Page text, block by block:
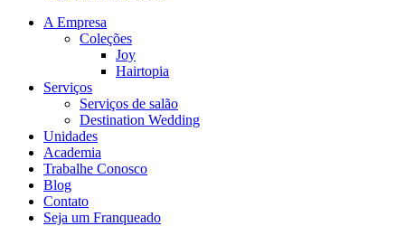
A Empresa
Coleções
Joy
Hairtopia
Serviços
Serviços de salão
Destination Wedding
Unidades
Academia
Trabalhe Conosco
Blog
Contato
Seja um Franqueado